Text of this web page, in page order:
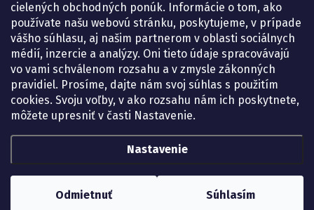
cielených obchodných ponúk. Informácie o tom, ako
používate našu webovú stránku, poskytujeme, v prípade
vášho súhlasu, aj našim partnerom v oblasti sociálnych
médií, inzercie a analýzy. Oni tieto údaje spracovávajú
vo vami schválenom rozsahu a v zmysle zákonných
pravidiel. Prosíme, dajte nám svoj súhlas s použitím
cookies. Svoju voľby, v ako rozsahu nám ich poskytnete,
môžete upresniť v časti Nastavenie.
Nastavenie
Odmietnuť Súhlasím
KONTAKT
eshop@lekarenadonai.sk
+421 948 203 203
Nájdete nás na Facebooku.
lekarenadonai/
Lekáreň ADONAI – online lekáreň
Upraviť nastavenie cookies